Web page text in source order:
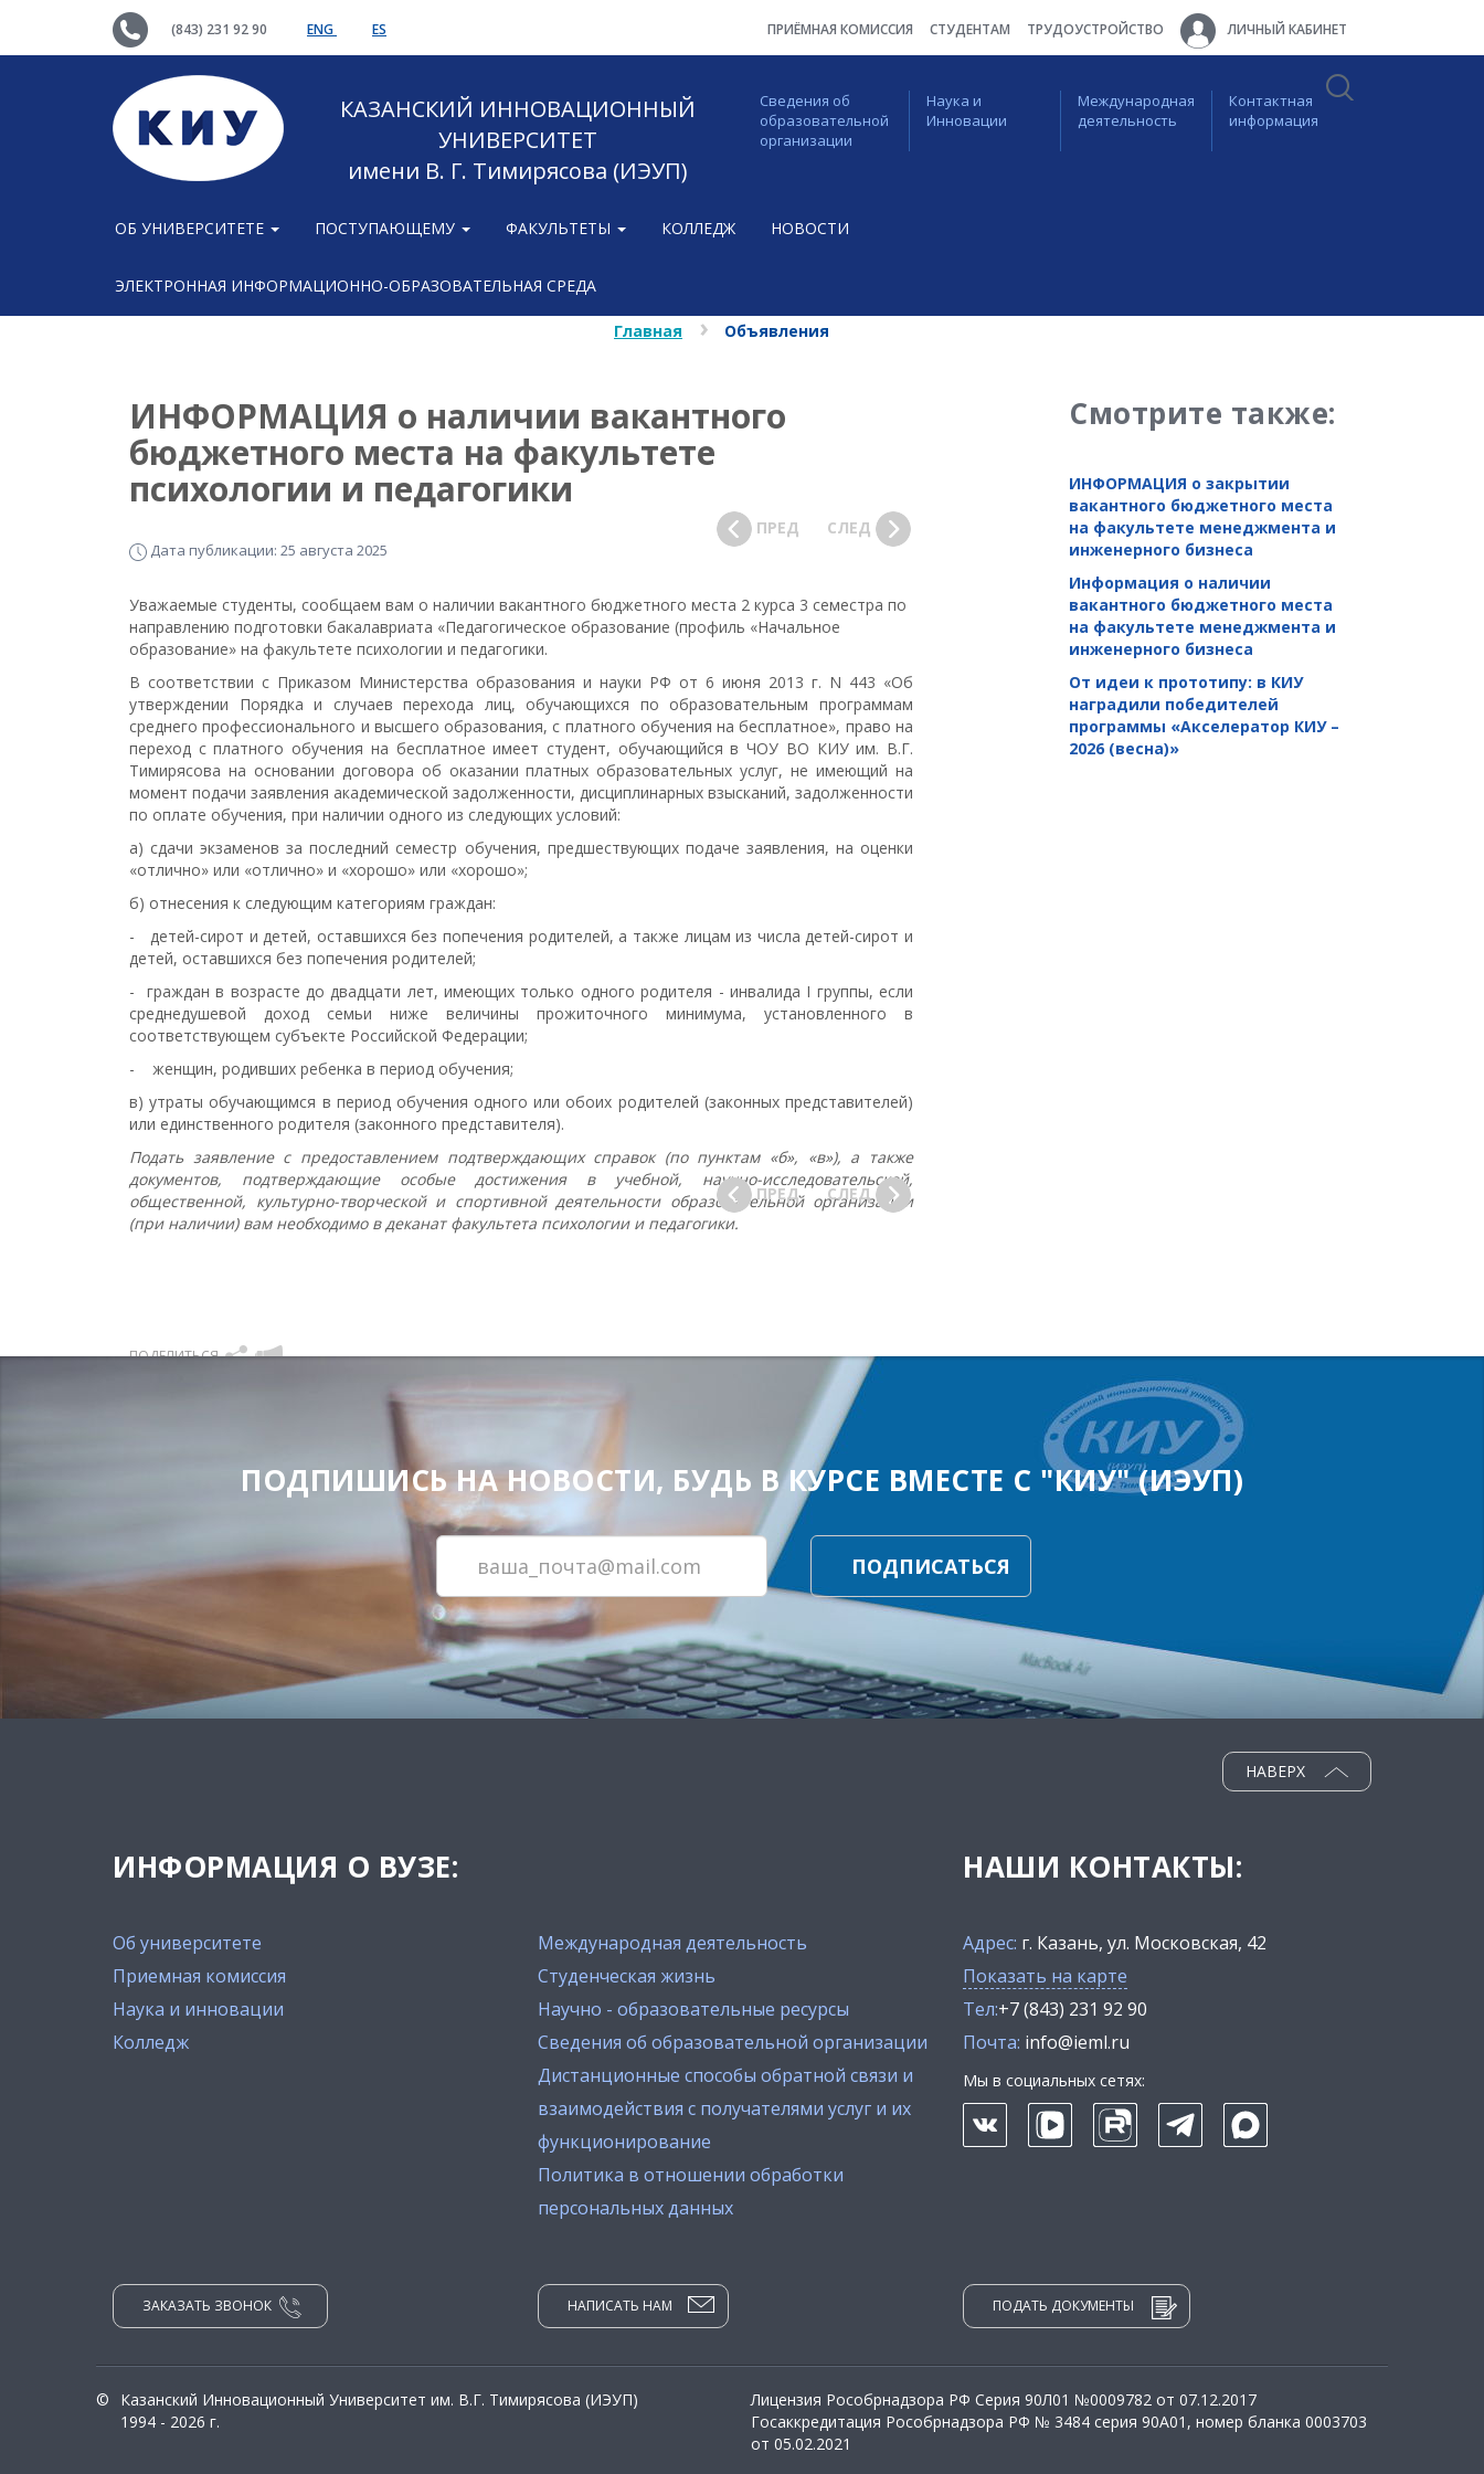
(843) 231 92 90 ENG ES ПРИЁМНАЯ КОМИССИЯ СТУДЕНТАМ ТРУДОУСТРОЙСТВО ЛИЧНЫЙ КАБИНЕТ
КАЗАНСКИЙ ИННОВАЦИОННЫЙ
УНИВЕРСИТЕТ
имени В. Г. Тимирясова (ИЭУП)
Сведения об
образовательной
организации
Наука и
Инновации
Международная
деятельность
Контактная
информация
ОБ УНИВЕРСИТЕТЕ ПОСТУПАЮЩЕМУ ФАКУЛЬТЕТЫ КОЛЛЕДЖ НОВОСТИ
ЭЛЕКТРОННАЯ ИНФОРМАЦИОННО-ОБРАЗОВАТЕЛЬНАЯ СРЕДА
Главная Объявления
ИНФОРМАЦИЯ о наличии вакантного
бюджетного места на факультете
психологии и педагогики
Дата публикации: 25 августа 2025
ПРЕД СЛЕД
Уважаемые студенты, сообщаем вам о наличии вакантного бюджетного места 2 курса 3 семестра по
направлению подготовки бакалавриата «Педагогическое образование (профиль «Начальное
образование» на факультете психологии и педагогики.
В соответствии с Приказом Министерства образования и науки РФ от 6 июня 2013 г. N 443 «Об
утверждении Порядка и случаев перехода лиц, обучающихся по образовательным программам
среднего профессионального и высшего образования, с платного обучения на бесплатное», право на
переход с платного обучения на бесплатное имеет студент, обучающийся в ЧОУ ВО КИУ им. В.Г.
Тимирясова на основании договора об оказании платных образовательных услуг, не имеющий на
момент подачи заявления академической задолженности, дисциплинарных взысканий, задолженности
по оплате обучения, при наличии одного из следующих условий:
а) сдачи экзаменов за последний семестр обучения, предшествующих подаче заявления, на оценки
«отлично» или «отлично» и «хорошо» или «хорошо»;
б) отнесения к следующим категориям граждан:
- детей-сирот и детей, оставшихся без попечения родителей, а также лицам из числа детей-сирот и
детей, оставшихся без попечения родителей;
- граждан в возрасте до двадцати лет, имеющих только одного родителя - инвалида I группы, если
среднедушевой доход семьи ниже величины прожиточного минимума, установленного в
соответствующем субъекте Российской Федерации;
- женщин, родивших ребенка в период обучения;
в) утраты обучающимся в период обучения одного или обоих родителей (законных представителей)
или единственного родителя (законного представителя).
Подать заявление с предоставлением подтверждающих справок (по пунктам «б», «в»), а также
документов, подтверждающие особые достижения в учебной, научно-исследовательской,
общественной, культурно-творческой и спортивной деятельности образовательной организации
(при наличии) вам необходимо в деканат факультета психологии и педагогики.
ПОДЕЛИТЬСЯ
ПРЕД СЛЕД
Смотрите также:
ИНФОРМАЦИЯ о закрытии
вакантного бюджетного места
на факультете менеджмента и
инженерного бизнеса
Информация о наличии
вакантного бюджетного места
на факультете менеджмента и
инженерного бизнеса
От идеи к прототипу: в КИУ
наградили победителей
программы «Акселератор КИУ –
2026 (весна)»
ПОДПИШИСЬ НА НОВОСТИ, БУДЬ В КУРСЕ ВМЕСТЕ С "КИУ" (ИЭУП)
ПОДПИСАТЬСЯ
ИНФОРМАЦИЯ О ВУЗЕ:
Об университете
Приемная комиссия
Наука и инновации
Колледж
Международная деятельность
Студенческая жизнь
Научно - образовательные ресурсы
Сведения об образовательной организации
Дистанционные способы обратной связи и
взаимодействия с получателями услуг и их
функционирование
Политика в отношении обработки
персональных данных
НАВЕРХ
НАШИ КОНТАКТЫ:
Адрес: г. Казань, ул. Московская, 42
Показать на карте
Тел:+7 (843) 231 92 90
Почта: info@ieml.ru
Мы в социальных сетях:
ЗАКАЗАТЬ ЗВОНОК НАПИСАТЬ НАМ ПОДАТЬ ДОКУМЕНТЫ
©
Казанский Инновационный Университет им. В.Г. Тимирясова (ИЭУП)
1994 - 2026 г.
Лицензия Рособрнадзора РФ Серия 90Л01 №0009782 от 07.12.2017
Госаккредитация Рособрнадзора РФ № 3484 серия 90А01, номер бланка 0003703
от 05.02.2021